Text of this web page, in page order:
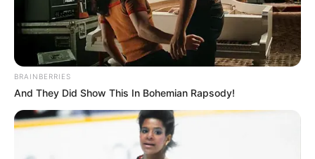
BRAINBERRIES
And They Did Show This In Bohemian Rapsody!